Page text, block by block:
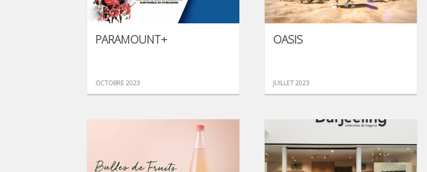
PARAMOUNT+
OCTOBRE 2023
OASIS
JUILLET 2023